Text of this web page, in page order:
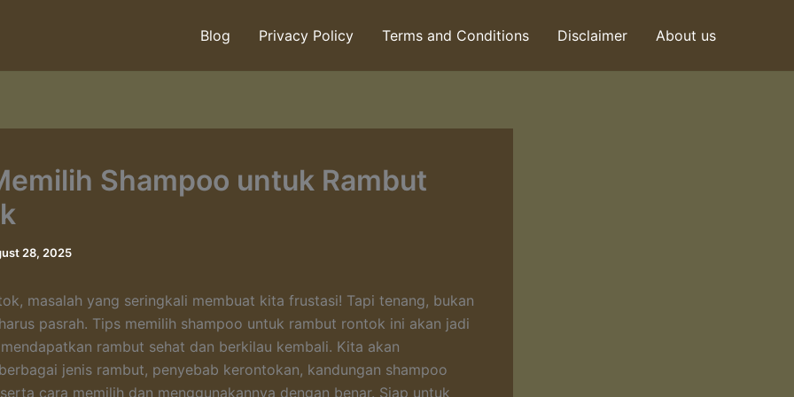
Blog Privacy Policy Terms and Conditions Disclaimer About us
Shampoo untuk Rambut
28, 2025
masalah yang seringkali membuat kita frustasi! Tapi tenang, bukan
pasrah. Tips memilih shampoo untuk rambut rontok ini akan jadi
rambut sehat dan berkilau kembali. Kita akan
jenis rambut, penyebab kerontokan, kandungan shampoo
cara memilih dan menggunakannya dengan benar. Siap untuk